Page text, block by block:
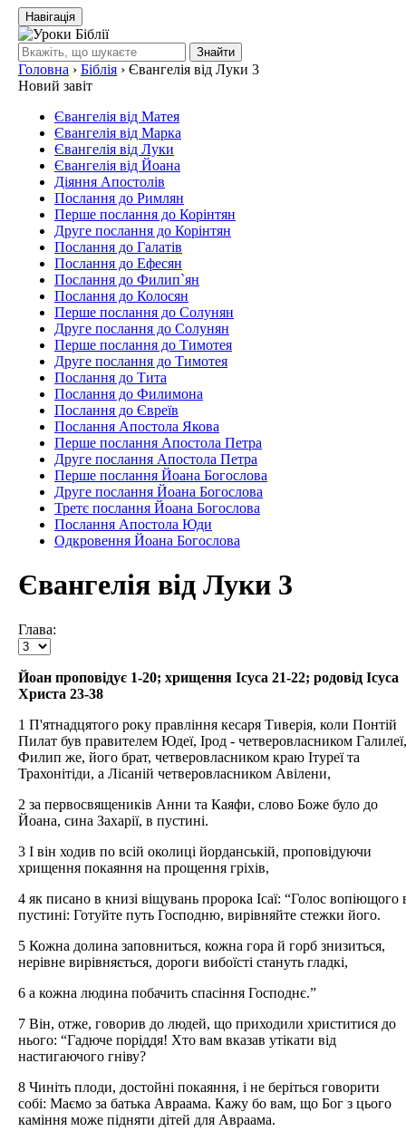
Навігація
Знайти
Головна › Біблія › Євангелія від Луки 3
Новий завіт
Євангелія від Матея
Євангелія від Марка
Євангелія від Луки
Євангелія від Йоана
Діяння Апостолів
Послання до Римлян
Перше послання до Корінтян
Друге послання до Корінтян
Послання до Галатів
Послання до Ефесян
Послання до Филип`ян
Послання до Колосян
Перше послання до Солунян
Друге послання до Солунян
Перше послання до Тимотея
Друге послання до Тимотея
Послання до Тита
Послання до Филимона
Послання до Євреїв
Послання Апостола Якова
Перше послання Апостола Петра
Друге послання Апостола Петра
Перше послання Йоана Богослова
Друге послання Йоана Богослова
Третє послання Йоана Богослова
Послання Апостола Юди
Одкровення Йоана Богослова
Євангелія від Луки 3
Глава:
Йоан проповідує 1-20; хрищення Ісуса 21-22; родовід Ісуса
Христа 23-38
1 П'ятнадцятого року правління кесаря Тиверія, коли Понтій
Пилат був правителем Юдеї, Ірод - четверовласником Галилеї,
Филип же, його брат, четверовласником краю Ітуреї та
Трахонітіди, а Лісаній четверовласником Авілени,
2 за первосвящеників Анни та Каяфи, слово Боже було до
Йоана, сина Захарії, в пустині.
3 І він ходив по всій околиці йорданській, проповідуючи
хрищення покаяння на прощення гріхів,
4 як писано в книзі віщувань пророка Ісаї: “Голос вопіющого
пустині: Готуйте путь Господню, вирівняйте стежки його.
5 Кожна долина заповниться, кожна гора й горб знизиться,
нерівне вирівняється, дороги вибоїсті стануть гладкі,
6 а кожна людина побачить спасіння Господнє.”
7 Він, отже, говорив до людей, що приходили христитися до
нього: “Гадюче поріддя! Хто вам вказав утікати від
настигаючого гніву?
8 Чиніть плоди, достойні покаяння, і не беріться говорити
собі: Маємо за батька Авраама. Кажу бо вам, що Бог з цього
каміння може підняти дітей для Авраама.